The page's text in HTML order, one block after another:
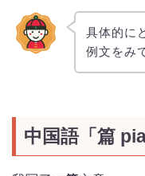
具体的に
例文をみ
中国語「篇